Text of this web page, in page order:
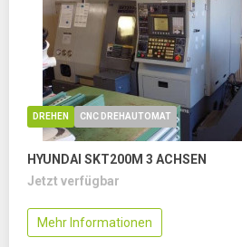
DREHEN CNC DREHAUTOMAT
HYUNDAI SKT200M 3 ACHSEN
Jetzt verfügbar
Mehr Informationen